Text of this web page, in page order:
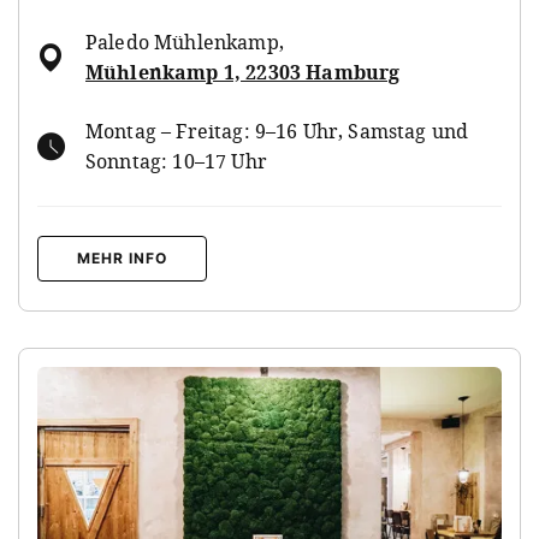
Paledo Mühlenkamp,
Mühlenkamp 1, 22303 Hamburg
Montag – Freitag: 9–16 Uhr, Samstag und
Sonntag: 10–17 Uhr
MEHR INFO